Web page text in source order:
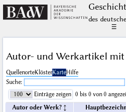
des
☰
Autor- und Werkartikel
QuellenorteKlösterKarteHilfe
Suche:
Einträge zeigen
0 bis 0 von 0
Autor oder Werk?